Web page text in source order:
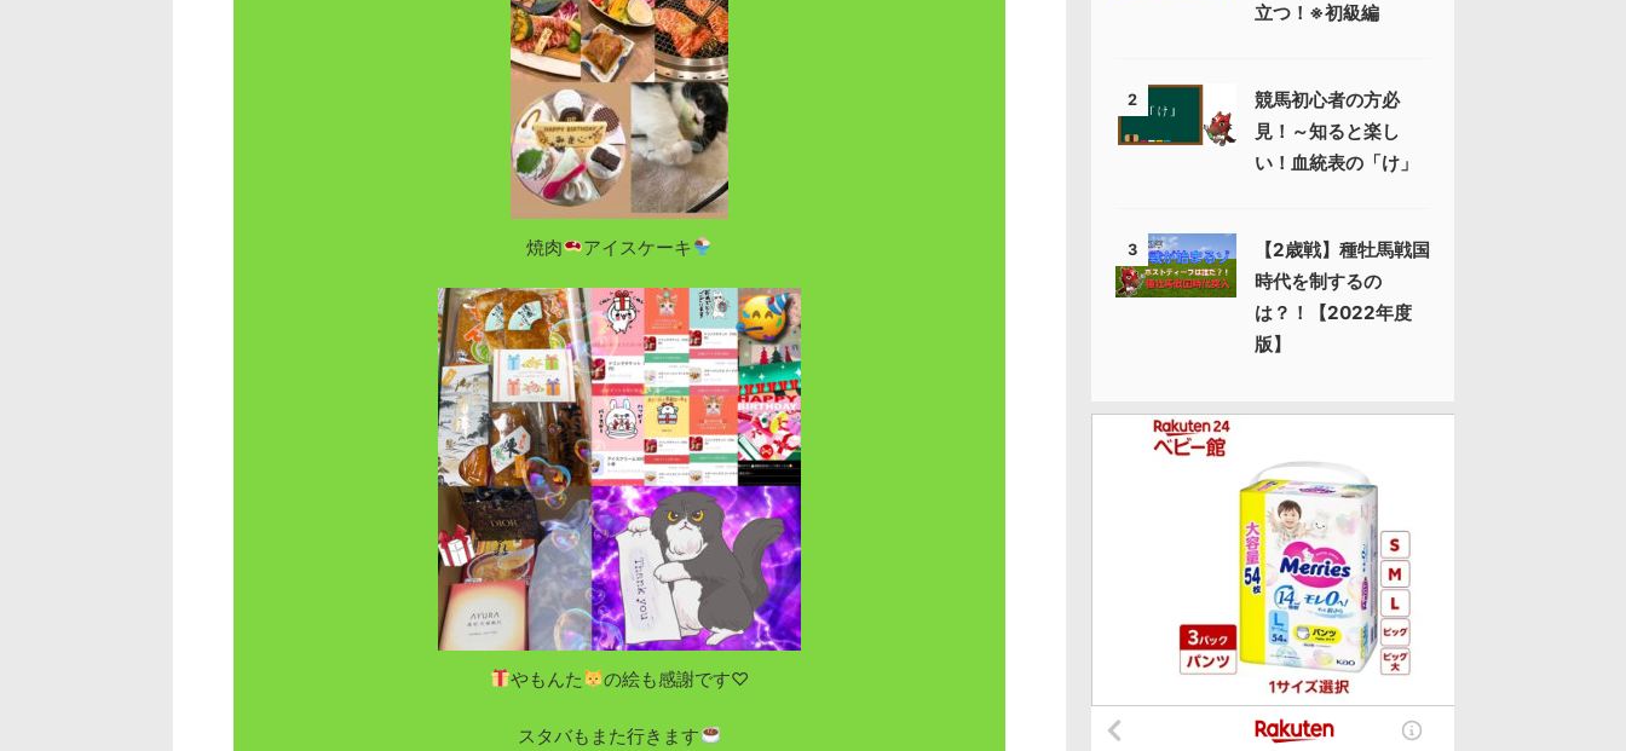
焼肉 ‪アイスケーキ
やもんた の絵も感謝です♡
スタバもまた行きます
立つ！※初級編
2
競馬初心者の方必
見！～知ると楽し
い！血統表の「け」
3
【2歳戦】種牡馬戦国
時代を制するの
は？！【2022年度
版】